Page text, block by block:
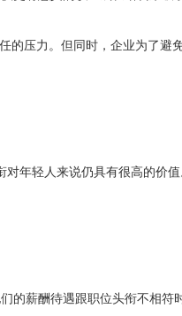
的压力。但同时，企业为了避
年轻人来说仍具有很高的价
的薪酬待遇跟职位头衔不相符